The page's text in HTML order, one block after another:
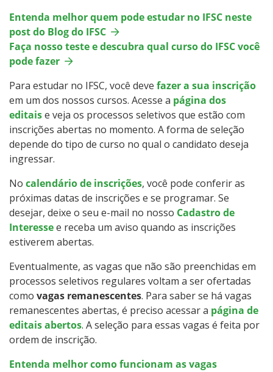
Calendário de inscrições
Processos Seletivos
Cotas
Inscrições e acompanhamento
Orientações para Matrícula
Transferências e Retornos
Provas e Gabaritos
Estatísticas dos Processos Seletivos
Entenda melhor quem pode estudar no IFSC neste
post do Blog do IFSC
Faça nosso teste e descubra qual curso do IFSC você
pode fazer
Para estudar no IFSC, você deve fazer a sua inscrição
em um dos nossos cursos. Acesse a página dos
editaise veja os processos seletivos que estão com
inscrições abertas no momento. A forma de seleção
depende do tipo de curso no qual o candidato deseja
ingressar.
No calendário de inscrições, você pode conferir as
próximas datas de inscrições e se programar. Se
desejar, deixe o seu e-mail no nosso Cadastro de
Interessee receba um aviso quando as inscrições
estiverem abertas.
Eventualmente, as vagas que não são preenchidas em
processos seletivos regulares voltam a ser ofertadas
como vagas remanescentes. Para saber se há vagas
remanescentes abertas, é preciso acessar a página de
editais abertos. A seleção para essas vagas é feita por
ordem de inscrição.
Entenda melhor como funcionam as vagas